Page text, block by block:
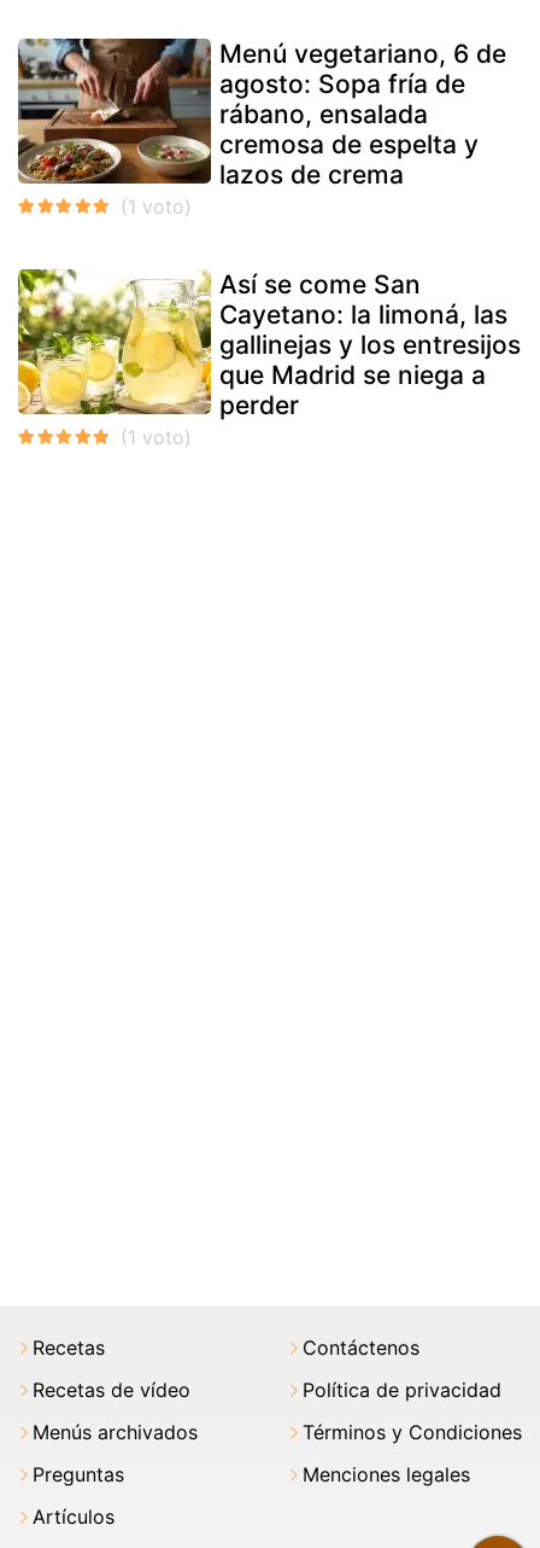
Menú vegetariano, 6 de
agosto: Sopa fría de
rábano, ensalada
cremosa de espelta y
lazos de crema
Así se come San
Cayetano: la limoná, las
gallinejas y los entresijos
que Madrid se niega a
perder
Recetas
Recetas de vídeo
Menús archivados
Preguntas
Artículos
Contáctenos
Política de privacidad
Términos y Condiciones
Menciones legales